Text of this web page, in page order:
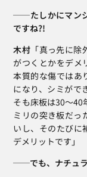
──たしかにマン
ですね?!
木村 「真っ先に
がつくとかをデメ
本質的な傷ではあ
になり、シミがで
そも床板は30～40
ミリの突き板だっ
いし、そのたびに
デメリットです」
──でも、ナチュ